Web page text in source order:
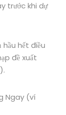
trước khi dự
hết điều
đề xuất
Ngay (ví